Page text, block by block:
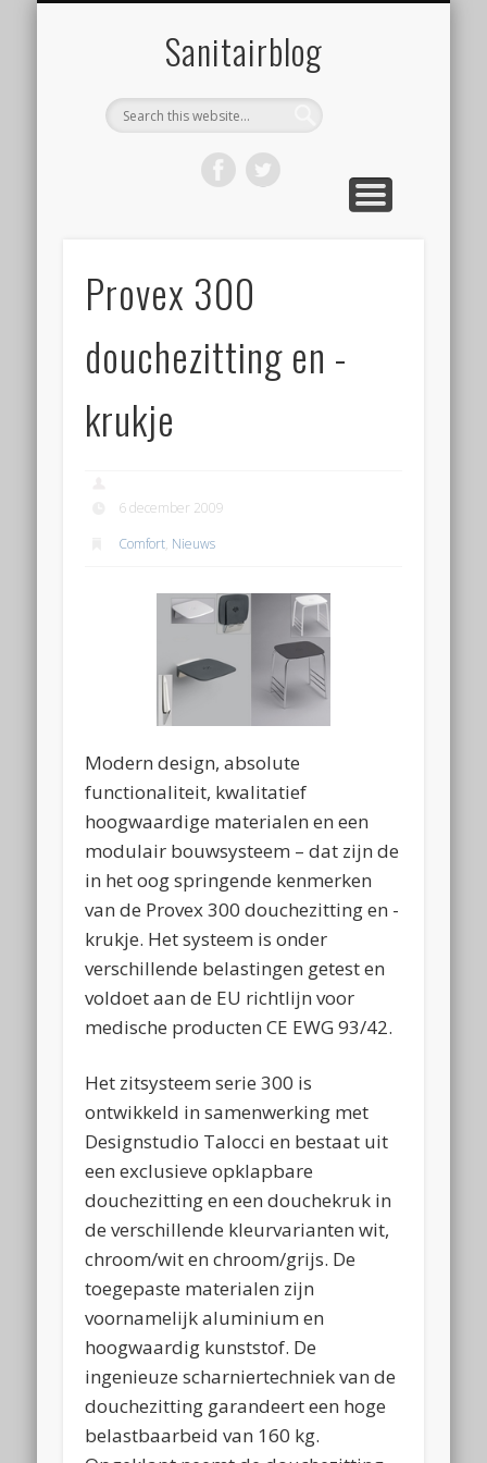
Sanitairblog
Provex 300
douchezitting en -
krukje
6 december 2009
Comfort, Nieuws
Modern design, absolute
functionaliteit, kwalitatief
hoogwaardige materialen en een
modulair bouwsysteem – dat zijn de
in het oog springende kenmerken
van de Provex 300 douchezitting en -
krukje. Het systeem is onder
verschillende belastingen getest en
voldoet aan de EU richtlijn voor
medische producten CE EWG 93/42.
Het zitsysteem serie 300 is
ontwikkeld in samenwerking met
Designstudio Talocci en bestaat uit
een exclusieve opklapbare
douchezitting en een douchekruk in
de verschillende kleurvarianten wit,
chroom/wit en chroom/grijs. De
toegepaste materialen zijn
voornamelijk aluminium en
hoogwaardig kunststof. De
ingenieuze scharniertechniek van de
douchezitting garandeert een hoge
belastbaarbeid van 160 kg.